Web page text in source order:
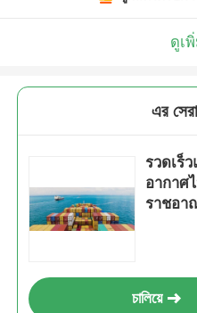
ดูเ
এর
รวดเร็
อากาศ
ราชอา
চালিয়ে